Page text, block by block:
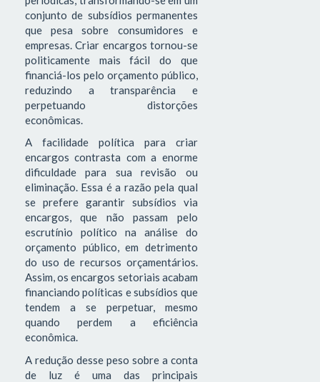
conjunto de subsídios permanentes
que pesa sobre consumidores e
empresas. Criar encargos tornou-se
politicamente mais fácil do que
financiá-los pelo orçamento público,
reduzindo a transparência e
perpetuando distorções
econômicas.
A facilidade política para criar
encargos contrasta com a enorme
dificuldade para sua revisão ou
eliminação. Essa é a razão pela qual
se prefere garantir subsídios via
encargos, que não passam pelo
escrutínio político na análise do
orçamento público, em detrimento
do uso de recursos orçamentários.
Assim, os encargos setoriais acabam
financiando políticas e subsídios que
tendem a se perpetuar, mesmo
quando perdem a eficiência
econômica.
A redução desse peso sobre a conta
de luz é uma das principais